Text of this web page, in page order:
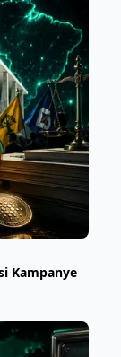
Kampanye